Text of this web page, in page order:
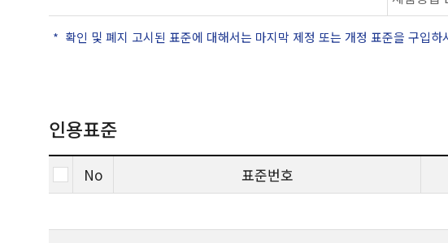
확인 및 폐지 고시된 표준에 대해서는 마지막 제정 또는 개정 표준을 구입하
인용표준
No 표준번호